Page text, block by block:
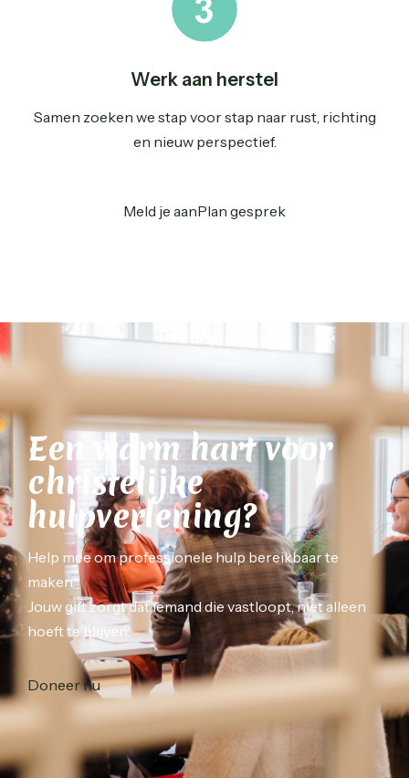
Werk aan herstel
Samen zoeken we stap voor stap naar rust, richting
en nieuw perspectief.
Meld je aanPlan gesprek
Een warm hart voor
christelijke
hulpverlening?
Help mee om professionele hulp bereikbaar te
maken.
Jouw gift zorgt dat iemand die vastloopt, niet alleen
hoeft te blijven.
Doneer nu